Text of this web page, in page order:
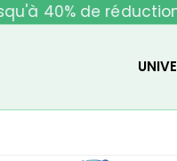
40% de réduction